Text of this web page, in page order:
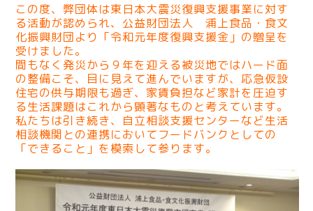
この度、弊団体は東日本大震災復興支援事業に対す
る活動が認められ、公益財団法人 浦上食品・食文
化振興財団より「令和元年度復興支援金」の贈呈を
受けました。
間もなく発災から９年を迎える被災地ではハード面
の整備こそ、目に見えて進んでいますが、応急仮設
住宅の供与期限も過ぎ、家賃負担など家計を圧迫す
る生活課題はこれから顕著なものと考えています。
私たちは引き続き、自立相談支援センターなど生活
相談機関との連携においてフードバンクとしての
「できること」を模索して参ります。